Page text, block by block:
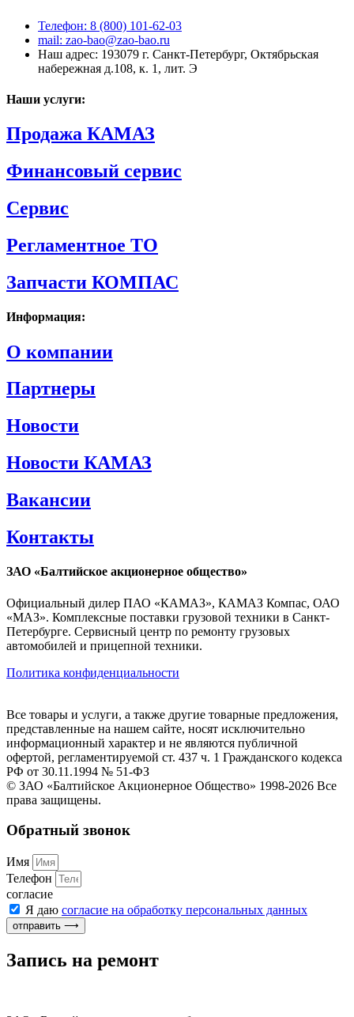
Телефон: 8 (800) 101-62-03
mail: zao-bao@zao-bao.ru
Наш адрес: 193079 г. Санкт-Петербург, Октябрьская
набережная д.108, к. 1, лит. Э
Наши услуги:
Продажа КАМАЗ
Финансовый сервис
Сервис
Регламентное ТО
Запчасти КОМПАС
Информация:
О компании
Партнеры
Новости
Новости КАМАЗ
Вакансии
Контакты
ЗАО «Балтийское акционерное общество»
Официальный дилер ПАО «КАМАЗ», КАМАЗ Компас, ОАО
«МАЗ». Комплексные поставки грузовой техники в Санкт-
Петербурге. Сервисный центр по ремонту грузовых
автомобилей и прицепной техники.
Политика конфиденциальности
Все товары и услуги, а также другие товарные предложения,
представленные на нашем сайте, носят исключительно
информационный характер и не являются публичной
офертой, регламентируемой ст. 437 ч. 1 Гражданского кодекса
РФ от 30.11.1994 № 51-ФЗ
© ЗАО «Балтийское Акционерное Общество» 1998-2026 Все
права защищены.
Обратный звонок
Имя
Телефон
согласие
Я даю согласие на обработку персональных данных
отправить ⟶
Запись на ремонт